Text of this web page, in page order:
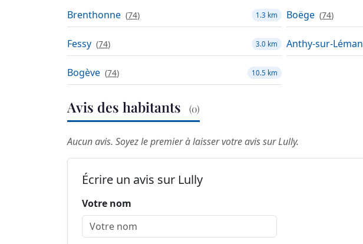
Brenthonne (74) 1.3 km Boëge (74)
Fessy (74) 3.0 km Anthy-sur-Léman
Bogève (74) 10.5 km
Avis des habitants (0)
Aucun avis. Soyez le premier à laisser votre avis sur Lully.
Écrire un avis sur Lully
Votre nom